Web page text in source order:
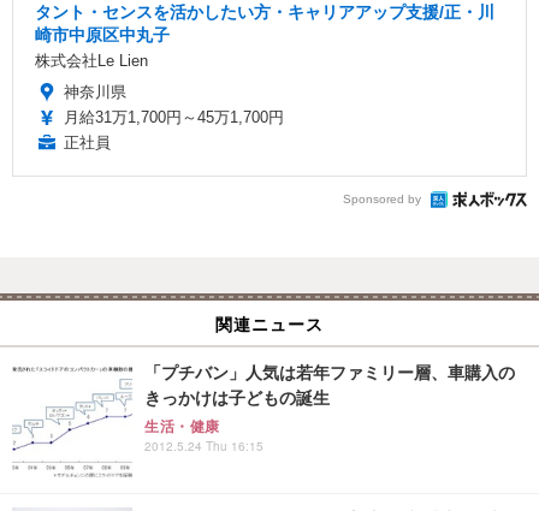
タント・センスを活かしたい方・キャリアアップ支援/正・川
崎市中原区中丸子
株式会社Le Lien
神奈川県
月給31万1,700円～45万1,700円
正社員
Sponsored by
関連ニュース
「プチバン」人気は若年ファミリー層、車購入の
きっかけは子どもの誕生
生活・健康
2012.5.24 Thu 16:15